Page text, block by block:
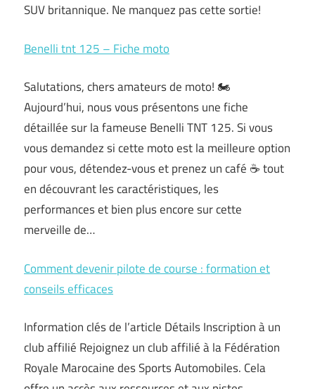
SUV britannique. Ne manquez pas cette sortie!
Benelli tnt 125 – Fiche moto
Salutations, chers amateurs de moto! 🏍️
Aujourd’hui, nous vous présentons une fiche
détaillée sur la fameuse Benelli TNT 125. Si vous
vous demandez si cette moto est la meilleure option
pour vous, détendez-vous et prenez un café ☕ tout
en découvrant les caractéristiques, les
performances et bien plus encore sur cette
merveille de…
Comment devenir pilote de course : formation et
conseils efficaces
Information clés de l’article Détails Inscription à un
club affilié Rejoignez un club affilié à la Fédération
Royale Marocaine des Sports Automobiles. Cela